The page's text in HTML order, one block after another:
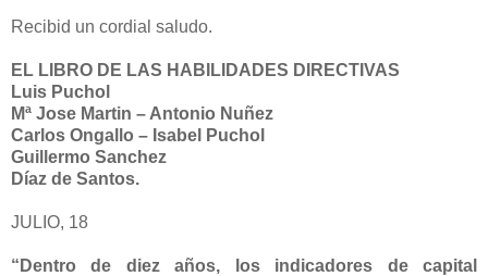
Recibid un cordial saludo.
EL LIBRO DE LAS HABILIDADES DIRECTIVAS
Luis Puchol
Mª Jose Martin – Antonio Nuñez
Carlos Ongallo – Isabel Puchol
Guillermo Sanchez
Díaz de Santos.
JULIO, 18
“Dentro de diez años, los indicadores de capital